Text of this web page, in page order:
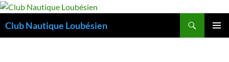
Aller
contenu
Club Nautique Loubésien